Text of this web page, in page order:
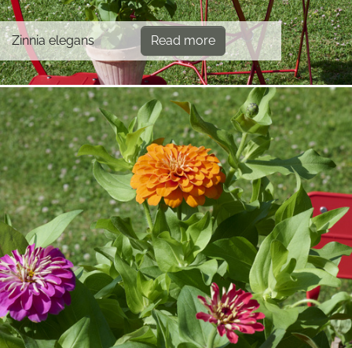
Zinnia elegans Read more